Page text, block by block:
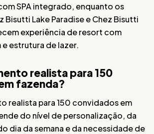
SPA integrado, enquanto os
Bisutti Lake Paradise e Chez Bisutti
experiência de resort com
estrutura de lazer.
realista para 150
fazenda?
realista para 150 convidados em
do nível de personalização, da
dia da semana e da necessidade de